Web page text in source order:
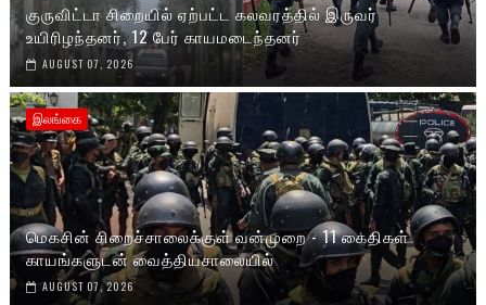
குருவிட்டா சிறையில் ஏற்பட்ட கலவரத்தில் இருவர்
உயிரிழந்தனர், 12 பேர் காயமடைந்தனர்
AUGUST 07, 2026
இலங்கை
மெகசின் சிறைச்சாலைக்குள் வன்முறை - 11 கைதிகள்
காயங்களுடன் வைத்தியசாலையில்
AUGUST 07, 2026